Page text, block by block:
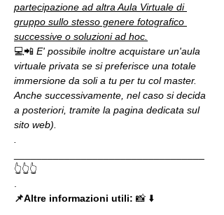
partecipazione ad altra Aula Virtuale di
gruppo sullo stesso genere fotografico
successive o soluzioni ad hoc.
💻📲 E' possibile inoltre acquistare un'aula
virtuale privata se si preferisce una totale
immersione da soli a tu per tu col master.
Anche successivamente, nel caso si decida
a posteriori, tramite la pagina dedicata sul
sito web).
👆👆👆
📌Altre informazioni utili: 📸 ⬇️